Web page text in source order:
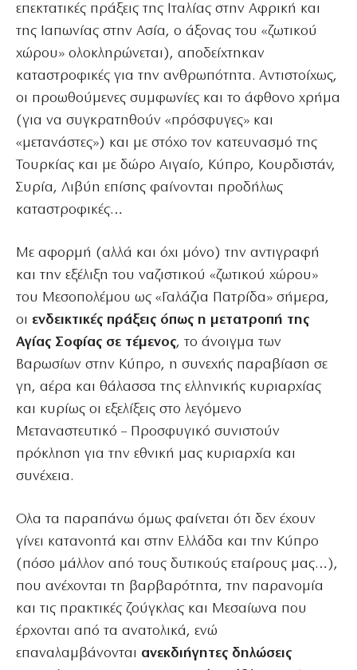
επεκτατικές πράξεις της Ιταλίας στην Αφρική και
της Ιαπωνίας στην Ασία, ο άξονας του «ζωτικού
χώρου» ολοκληρώνεται), αποδείχτηκαν
καταστροφικές για την ανθρωπότητα. Αντιστοίχως,
οι προωθούμενες συμφωνίες και το άφθονο χρήμα
(για να συγκρατηθούν «πρόσφυγες» και
«μετανάστες») και με στόχο τον κατευνασμό της
Τουρκίας και με δώρο Αιγαίο, Κύπρο, Κουρδιστάν,
Συρία, Λιβύη επίσης φαίνονται προδήλως
καταστροφικές…
Με αφορμή (αλλά και όχι μόνο) την αντιγραφή
και την εξέλιξη του ναζιστικού «ζωτικού χώρου»
του Μεσοπολέμου ως «Γαλάζια Πατρίδα» σήμερα,
οι ενδεικτικές πράξεις όπως η μετατροπή της
Αγίας Σοφίας σε τέμενος, το άνοιγμα των
Βαρωσίων στην Κύπρο, η συνεχής παραβίαση σε
γη, αέρα και θάλασσα της ελληνικής κυριαρχίας
και κυρίως οι εξελίξεις στο λεγόμενο
Μεταναστευτικό – Προσφυγικό συνιστούν
πρόκληση για την εθνική μας κυριαρχία και
συνέχεια.
Ολα τα παραπάνω όμως φαίνεται ότι δεν έχουν
γίνει κατανοητά και στην Ελλάδα και την Κύπρο
(πόσο μάλλον από τους δυτικούς εταίρους μας…),
που ανέχονται τη βαρβαρότητα, την παρανομία
και τις πρακτικές ζούγκλας και Μεσαίωνα που
έρχονται από τα ανατολικά, ενώ
επαναλαμβάνονται ανεκδιήγητες δηλώσεις